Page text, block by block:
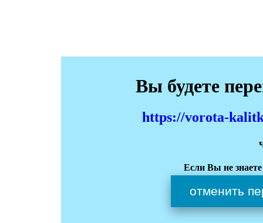
Вы будете
https://vorota-
Если Вы не
отменить